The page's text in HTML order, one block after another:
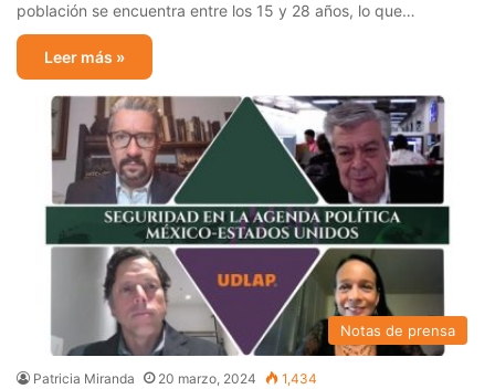
población se encuentra entre los 15 y 28 años, lo que…
Leer más »
Notas de prensa
Patricia Miranda 20 marzo, 2024 1,434